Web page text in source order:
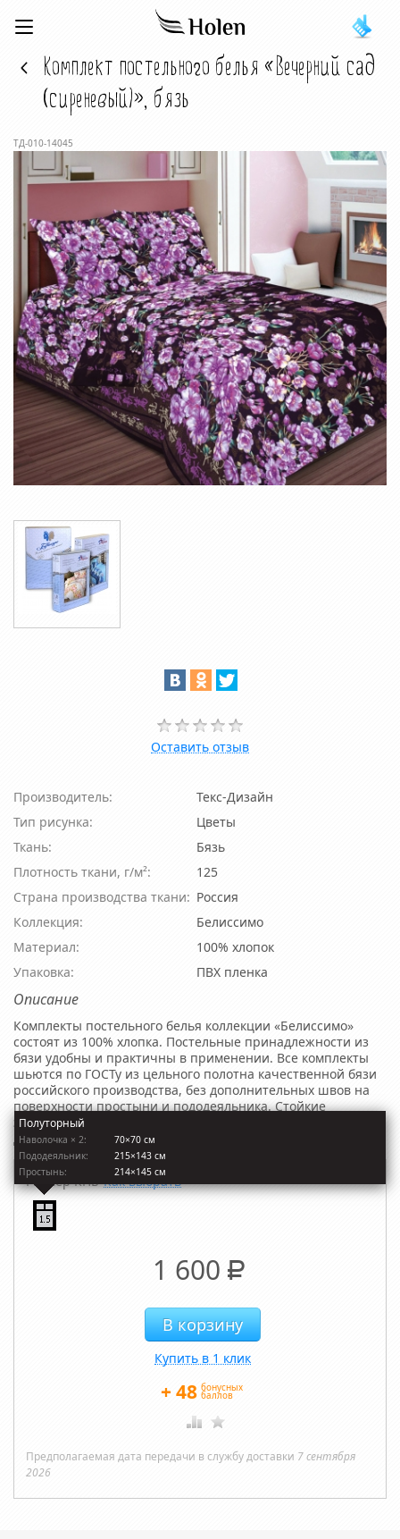
Комплект постельного белья «Вечерний сад
(сиреневый)», бязь
ТД-010-14045
Оставить отзыв
Производитель:
Текс-Дизайн
Тип рисунка:
Цветы
Ткань:
Бязь
Плотность ткани, г/м²:
125
Страна производства ткани: Россия
Коллекция:
Белиссимо
Материал:
100% хлопок
Упаковка:
ПВХ пленка
Описание
Комплекты постельного белья коллекции «Белиссимо»
состоят из 100% хлопка. Постельные принадлежности из
бязи удобны и практичны в применении. Все комплекты
шьются по ГОСТу из цельного полотна качественной бязи
российского производства, без дополнительных швов на
поверхности простыни и пододеяльника. Стойкие
экологически безопасные красители обеспечивают
долговечность и яркость рисунка.
Размер КПБ Как выбрать
Полуторный
Наволочкa × 2:
70×70 см
Пододеяльник:
215×143 см
Простынь:
214×145 см
1 600Р
Купить в 1 клик
+48 бонусных
баллов
Предполагаемая дата передачи в службу доставки 7 сентября
2026